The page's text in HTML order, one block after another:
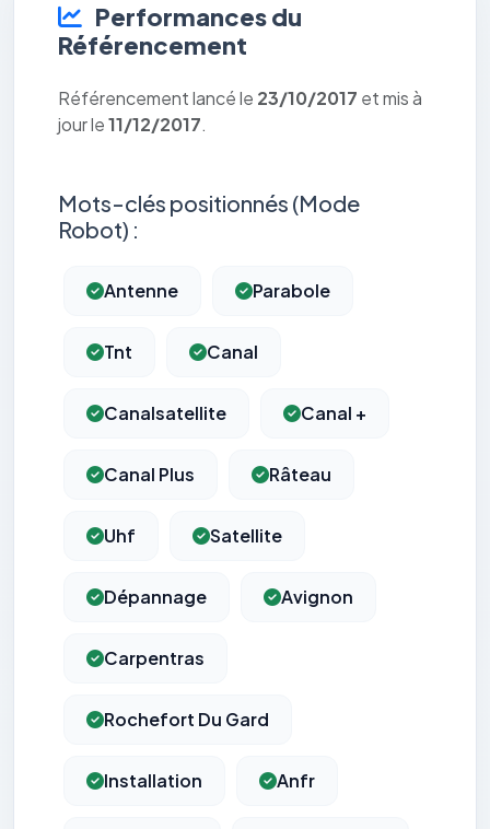
Performances du
Référencement
Référencement lancé le 23/10/2017 et mis à
jour le11/12/2017.
Mots-clés positionnés (Mode
Robot) :
Antenne Parabole
Tnt Canal
Canalsatellite Canal +
Canal Plus Râteau
Uhf Satellite
Dépannage Avignon
Carpentras
Rochefort Du Gard
Installation Anfr